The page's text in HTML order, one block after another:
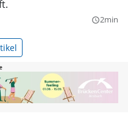
query_builder2min